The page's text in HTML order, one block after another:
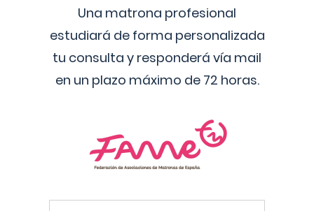
Una matrona profesional
estudiará de forma personalizada
tu consulta y responderá vía mail
en un plazo máximo de 72 horas.